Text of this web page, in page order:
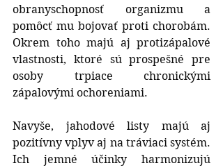
obranyschopnosť organizmu a
pomôcť mu bojovať proti chorobám.
Okrem toho majú aj protizápalové
vlastnosti, ktoré sú prospešné pre
osoby trpiace chronickými
zápalovými ochoreniami.
Navyše, jahodové listy majú aj
pozitívny vplyv aj na tráviaci systém.
Ich jemné účinky harmonizujú